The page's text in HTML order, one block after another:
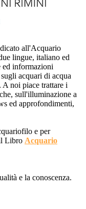
all'Acquario
lingue, italiano ed
informazioni
acquari di acqua
noi piace trattare i
sull'illuminazione a
ed approfondimenti,
e per
Libro Acquario
e la conoscenza.